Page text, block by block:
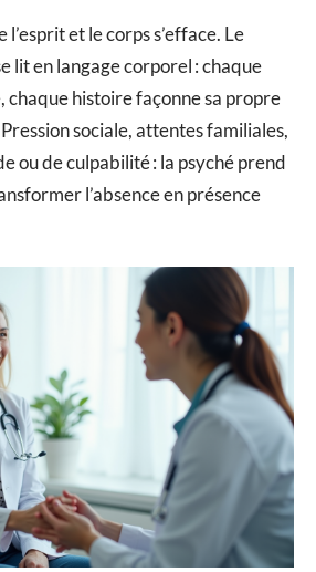
et le corps s’efface. Le
lit en langage corporel : chaque
chaque histoire façonne sa propre
sociale, attentes familiales,
ou de culpabilité : la psyché prend
l’absence en présence